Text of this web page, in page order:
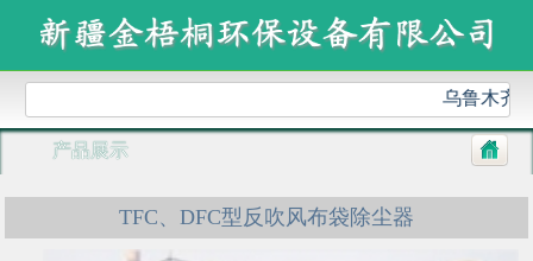
乌鲁木齐
产品展示
TFC、DFC型反吹风布袋除尘器